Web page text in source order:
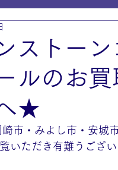
井町店に統合）
ストー
ルのお
★
市・みよし市・安城
いただき有難うござい